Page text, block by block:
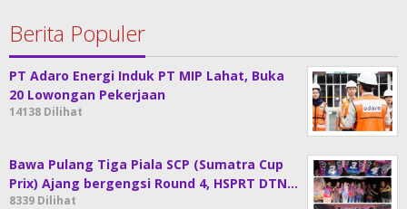
Berita Populer
PT Adaro Energi Induk PT MIP Lahat, Buka
20 Lowongan Pekerjaan
14138 Dilihat
Bawa Pulang Tiga Piala SCP (Sumatra Cup
Prix) Ajang bergengsi Round 4, HSPRT DTN…
8339 Dilihat